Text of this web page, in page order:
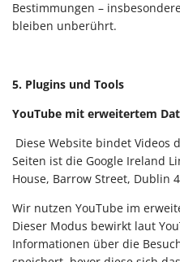
Bestimmungen –
bleiben unberührt.
5. Plugins und Tools
YouTube mit erweitertem
Diese Website bindet Videos
Seiten ist die Google Ireland
House, Barrow Street, Dublin
Wir nutzen YouTube im
Dieser Modus bewirkt laut
Informationen über die